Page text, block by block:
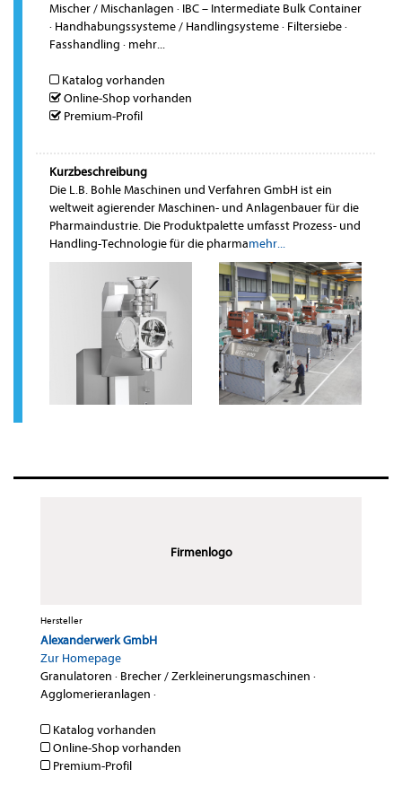
Mischer / Mischanlagen · IBC – Intermediate Bulk Container
· Handhabungssysteme / Handlingsysteme· Filtersiebe·
Fasshandling · mehr...
Katalog vorhanden
Online-Shop vorhanden
Premium-Profil
Kurzbeschreibung
Die L.B. Bohle Maschinen und Verfahren GmbH ist ein
weltweit agierender Maschinen- und Anlagenbauer für die
Pharmaindustrie. Die Produktpalette umfasst Prozess- und
Handling-Technologie für die pharmamehr...
Firmenlogo
Hersteller
Alexanderwerk GmbH
Zur Homepage
Granulatoren · Brecher / Zerkleinerungsmaschinen ·
Agglomerieranlagen ·
Katalog vorhanden
Online-Shop vorhanden
Premium-Profil